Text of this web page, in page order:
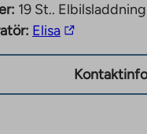
19 St..
ElisaThe
link
takes
you